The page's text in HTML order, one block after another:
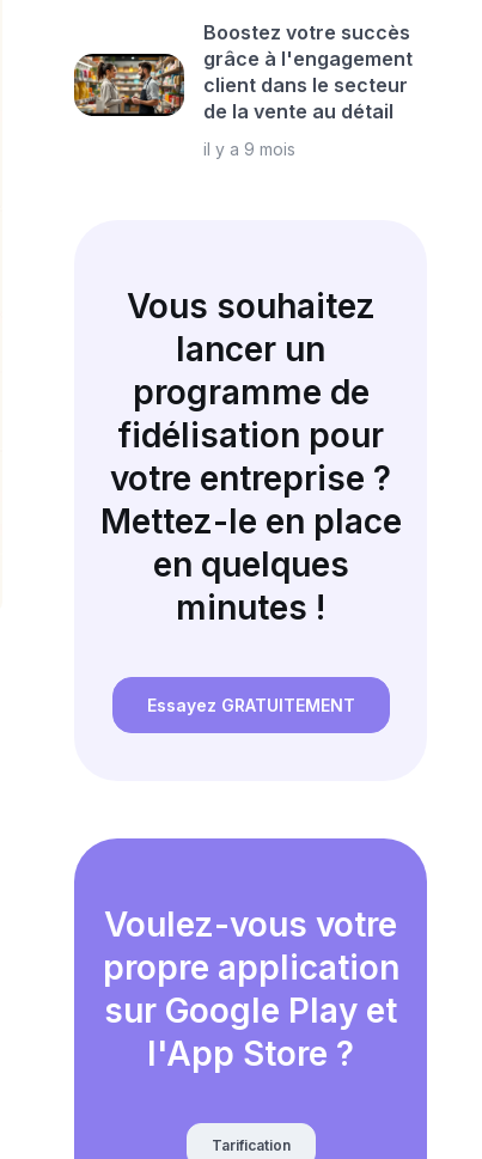
Boostez votre succès
grâce à l'engagement
client dans le secteur
de la vente au détail
il y a 9 mois
Vous souhaitez
lancer un
programme de
fidélisation pour
votre entreprise ?
Mettez-le en place
en quelques
minutes !
Essayez GRATUITEMENT
Voulez-vous votre
propre application
sur Google Play et
l'App Store ?
Tarification